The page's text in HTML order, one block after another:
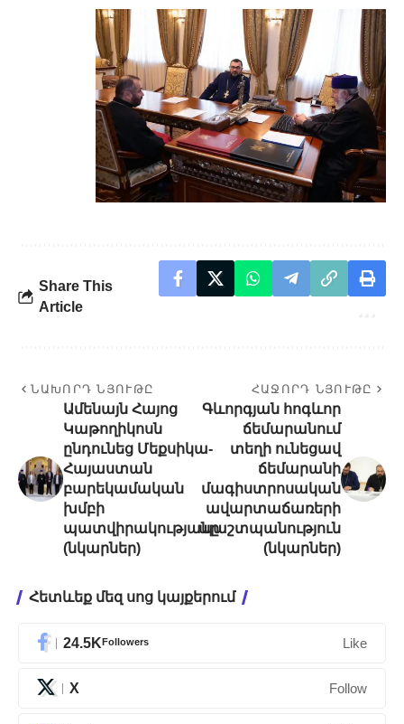
Share This
Article
ՆԱԽՈՐԴ ՆՅՈՒԹԸ
Ամենայն Հայոց
Կաթողիկոսն
ընդունեց Մեքսիկա-
Հայաստան
բարեկամական
խմբի
պատվիրակությանը
(նկարներ)
ՀԱՋՈՐԴ ՆՅՈՒԹԸ
Գևորգյան հոգևոր
ճեմարանում
տեղի ունեցավ
ճեմարանի
մագիստրոսական
ավարտաճառերի
պաշտպանություն
(նկարներ)
Հետևեք մեզ սոց կայքերում
24.5KFollowers Like
X Follow